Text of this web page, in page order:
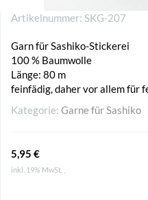
Artikelnummer: SKG-207
Garn für Sashiko-Stickerei
100 % Baumwolle
Länge: 80 m
feinfädig, daher vor allem für
Kategorie: Garne für Sashiko
5,95 €
inkl. 19% MwSt. ,